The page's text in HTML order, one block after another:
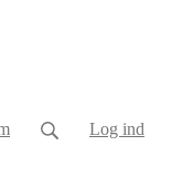
Log ind